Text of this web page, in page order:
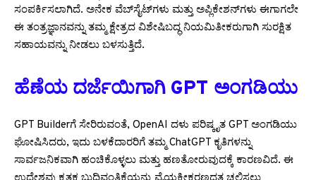
ಸಂಪರ್ಕಿಸಲಾಗಿದೆ. ಅನೇಕ ವೆಬ್‌ಸೈಟ್‌ಗಳು ಮತ್ತು ಅಪ್ಲಿಕೇಶನ್‌ಗಳು ಈಗಾಗಲೇ
ಈ ತಂತ್ರಜ್ಞಾನವನ್ನು ತಮ್ಮ ಕ್ಷೇತ್ರದ ವಿಶೇಷಿಬದ್ಧ ನಿಯಮಿತೀಕರುಗಾಗಿ ಸುರಕ್ಷಿತ
ಸಹಾಯವನ್ನು ನೀಡಲು ಬಳಸುತ್ತಿದೆ.
ಹೆಣೆಯ ದರ್ಜೆಯಿಗಾಗಿ GPT ಅಂಗಡಿಯು
GPT Builderಗೆ ಸೇರಿರುವಂತೆ, OpenAI ದಳು ಪರಿಷ್ಕೃತ GPT ಅಂಗಡಿಯು
ಘೋಷಿಸಿದರು, ಇದು ಬಳಕೆದಾರರಿಗೆ ತಮ್ಮ ChatGPT ಕೃತಿಗಳನ್ನು
ಸಾರ್ವಜನಿಕವಾಗಿ ಹಂಚಿಕೊಳ್ಳಲು ಮತ್ತು ಹಣತೋರುವುದಕ್ಕೆ ಕಾರಣವಿದೆ. ಈ